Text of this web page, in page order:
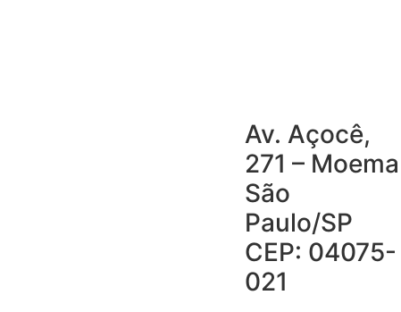
Av. Açocê,
271 – Moema
São
Paulo/SP
CEP: 04075-
021